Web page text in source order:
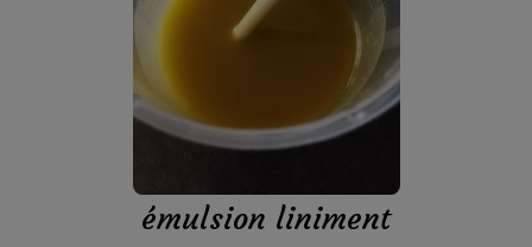
émulsion liniment